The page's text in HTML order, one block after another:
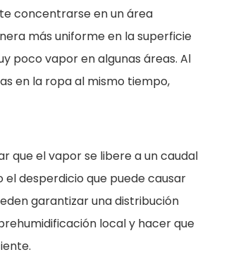
concentrarse en un área
más uniforme en la superficie
poco vapor en algunas áreas. Al
en la ropa al mismo tiempo,
que el vapor se libere a un caudal
desperdicio que puede causar
garantizar una distribución
local y hacer que